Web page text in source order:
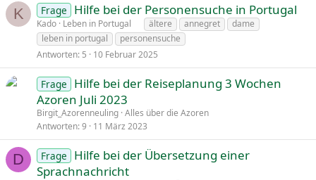
K Frage Hilfe bei der Personensuche in Portugal
Kado Leben in Portugal ältere annegret
dame
leben in portugal
personensuche
Antworten 5 10 Februar 2025
Frage
Hilfe bei der Reiseplanung 3 Wochen
Azoren Juli 2023
Birgit_Azorenneuling Alles über die Azoren
Antworten 9 11 März 2023
D Frage
Hilfe bei der Übersetzung einer
Sprachnachricht